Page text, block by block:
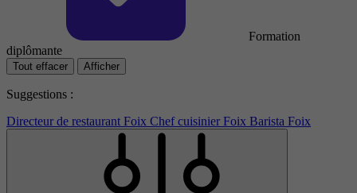
Formation
diplômante
Tout effacer Afficher
Suggestions :
Directeur de restaurant Foix Chef cuisinier Foix Barista Foix